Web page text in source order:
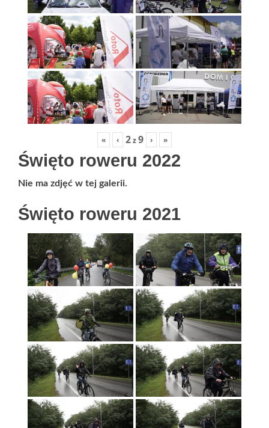
« ‹ 2z9 › »
Święto roweru 2022
Nie ma zdjęć w tej galerii.
Święto roweru 2021